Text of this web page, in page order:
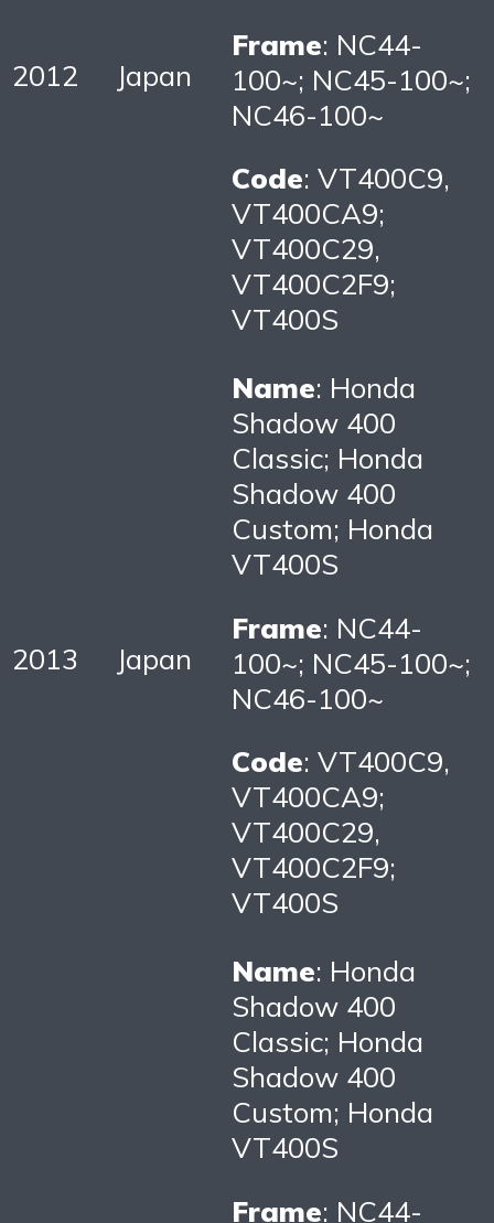
2012 Japan
Frame: NC44-
100~; NC45-100~;
NC46-100~
Code: VT400C9,
VT400CA9;
VT400C29,
VT400C2F9;
VT400S
2013 Japan
Name: Honda
Shadow 400
Classic; Honda
Shadow 400
Custom; Honda
VT400S
Frame: NC44-
100~; NC45-100~;
NC46-100~
Code: VT400C9,
VT400CA9;
VT400C29,
VT400C2F9;
VT400S
Name: Honda
Shadow 400
Classic; Honda
Shadow 400
Custom; Honda
VT400S
Frame: NC44-